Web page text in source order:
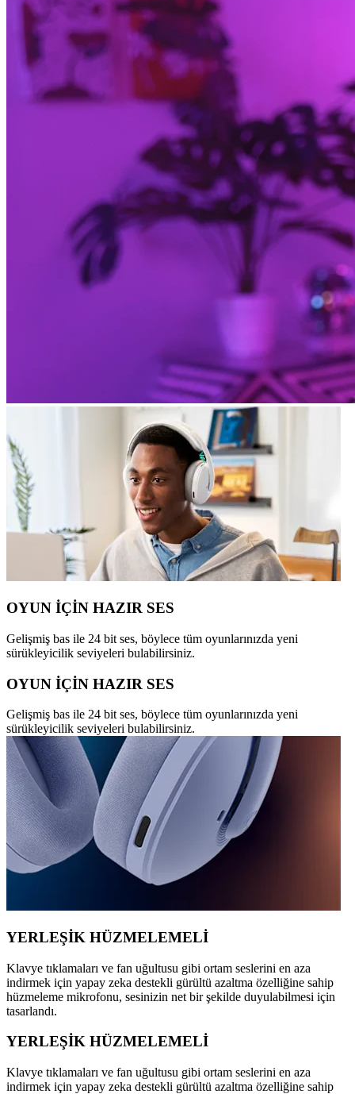
OYUN İÇİN HAZIR SES
Gelişmiş bas ile 24 bit ses, böylece tüm oyunlarınızda yeni
sürükleyicilik seviyeleri bulabilirsiniz.
OYUN İÇİN HAZIR SES
Gelişmiş bas ile 24 bit ses, böylece tüm oyunlarınızda yeni
sürükleyicilik seviyeleri bulabilirsiniz.
YERLEŞİK HÜZMELEMELİ
Klavye tıklamaları ve fan uğultusu gibi ortam seslerini en aza
indirmek için yapay zeka destekli gürültü azaltma özelliğine sahip
hüzmeleme mikrofonu, sesinizin net bir şekilde duyulabilmesi için
tasarlandı.
YERLEŞİK HÜZMELEMELİ
Klavye tıklamaları ve fan uğultusu gibi ortam seslerini en aza
indirmek için yapay zeka destekli gürültü azaltma özelliğine sahip